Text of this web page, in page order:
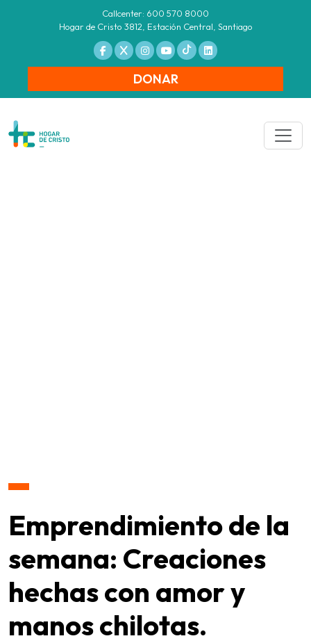
Callcenter: 600 570 8000
Hogar de Cristo 3812, Estación Central, Santiago
DONAR
Emprendimiento de la
semana: Creaciones
hechas con amor y
manos chilotas.